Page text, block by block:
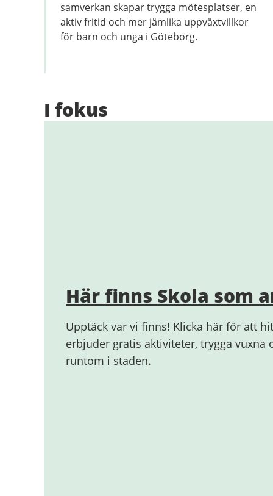
samverkan skapar trygga mötesplatser, en
aktiv fritid och mer jämlika uppväxtvillkor
för barn och unga i Göteborg.
I fokus
Här finns Skola som
Upptäck var vi finns! Klicka här för att
erbjuder gratis aktiviteter, trygga vuxna
runtom i staden.